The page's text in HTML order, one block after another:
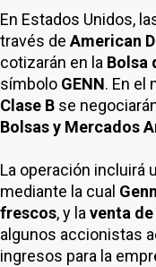
En Estados Unidos,
través de American
cotizarán en la Bolsa
símbolo GENN. En el
Clase B se
Bolsas y Mercados
La operación incluirá
mediante la cual
frescos, y la venta
algunos accionistas
ingresos para la